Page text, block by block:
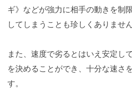
ギ》などが強力に相手の動きを制限
してしまうことも珍しくありません
また、速度で劣るとはいえ安定し
を決めることができ、十分な速さ
す。